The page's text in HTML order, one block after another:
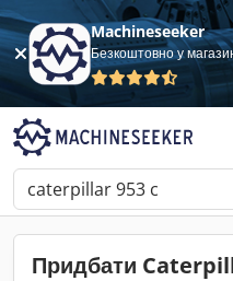
Machineseeker
Безкоштовно у
Придбати